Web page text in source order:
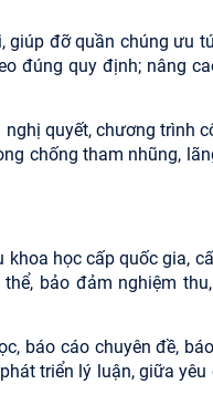
đỡ quần chúng ưu
đúng quy định; nâng
quyết, chương trình
chống tham nhũng,
học cấp quốc gia,
bảo đảm nghiệm
báo cáo chuyên đề,
triển lý luận, giữa